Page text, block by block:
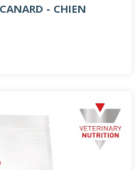
- CHIEN